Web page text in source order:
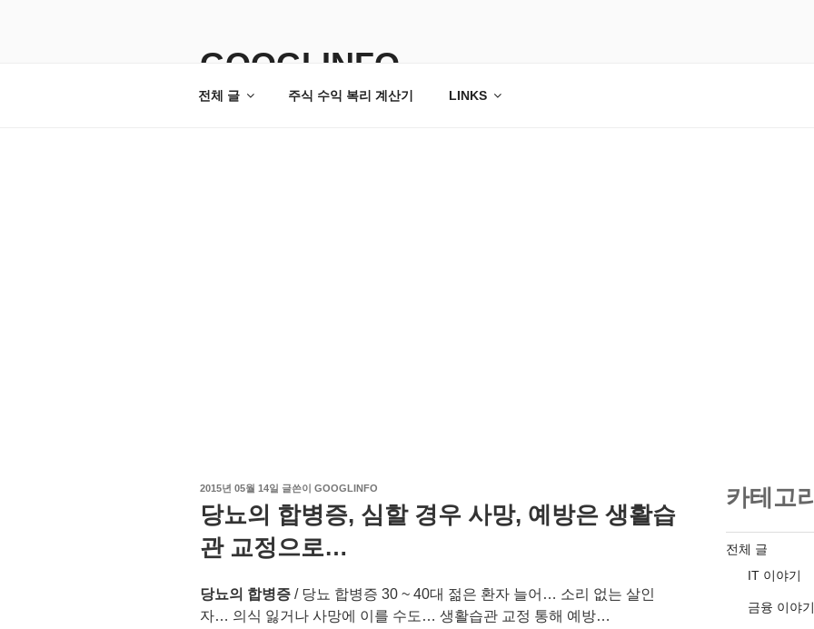
GOOGLINFO
전체 글 주식 수익 복리 계산기 LINKS
작
일
2015년 05월 14일 글쓴이 GOOGLINFO
당뇨의 합병증, 심할 경우 사망, 예방은 생활습
관 교정으로…
당뇨의 합병증 / 당뇨 합병증 30 ~ 40대 젊은 환자 늘어… 소리 없는 살인
자… 의식 잃거나 사망에 이를 수도… 생활습관 교정 통해 예방…
카테고
전체 글
IT 이야기
금융 이야기